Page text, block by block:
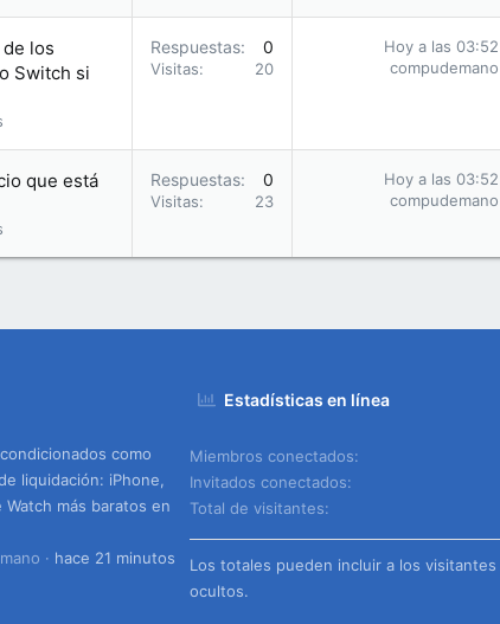
los
Switch si
Respuestas 0
Visitas 20
Hoy a las 03:52
compudemano
que está
Respuestas 0
Visitas 23
Hoy a las 03:52
compudemano
como
liquidación: iPhone,
Watch más baratos en
hace 21 minutos
Estadísticas en línea
Miembros conectados
Invitados conectados
Total de visitantes
Los totales pueden incluir a los visitantes
ocultos.